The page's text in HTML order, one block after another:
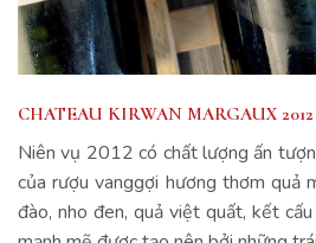
CHATEAU KIRWAN MARGAUX 2012
Niên vụ 2012 có chất lượng ấn
của rượu vanggợi hương thơm quả
đào, nho đen, quả việt quất, kết